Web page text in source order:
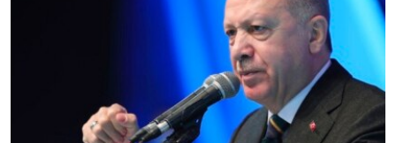
فرهنگ و زندگی
حقوق شهروندی
اقتصادی
علم و فناوری
مستندها
انتخابات ریاست جمهوری آمریکا ۲۰۲۴
حمله جمهوری اسلامی به اسرائیل
رمز مهسا
دنبال کنید
زبانهای مختلف